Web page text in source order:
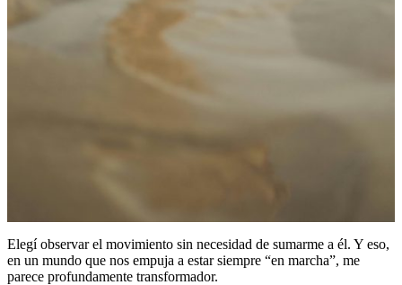
Elegí observar el movimiento sin necesidad de sumarme a él. Y eso,
en un mundo que nos empuja a estar siempre “en marcha”, me
parece profundamente transformador.